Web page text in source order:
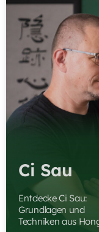
Ci Sau
Entdecke Ci Sau:
Grundlagen und
Techniken aus